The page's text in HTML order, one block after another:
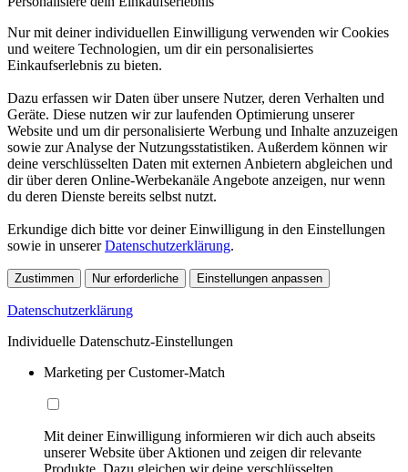
Nur mit deiner individuellen Einwilligung verwenden wir Cookies
und weitere Technologien, um dir ein personalisiertes
Einkaufserlebnis zu bieten.
Dazu erfassen wir Daten über unsere Nutzer, deren Verhalten und
Geräte. Diese nutzen wir zur laufenden Optimierung unserer
Website und um dir personalisierte Werbung und Inhalte anzuzeigen
sowie zur Analyse der Nutzungsstatistiken. Außerdem können wir
deine verschlüsselten Daten mit externen Anbietern abgleichen und
dir über deren Online-Werbekanäle Angebote anzeigen, nur wenn
du deren Dienste bereits selbst nutzt.
Erkundige dich bitte vor deiner Einwilligung in den Einstellungen
sowie in unsererDatenschutzerklärung.
Zustimmen Nur erforderliche Einstellungen anpassen
Datenschutzerklärung
Individuelle Datenschutz-Einstellungen
Marketing per Customer-Match
Mit deiner Einwilligung informieren wir dich auch abseits
unserer Website über Aktionen und zeigen dir relevante
Produkte. Dazu gleichen wir deine verschlüsselten